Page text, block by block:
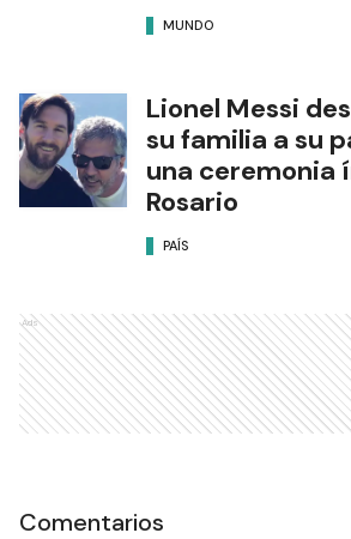
MUNDO
Lionel Messi
su familia a su
una ceremonia
Rosario
PAÍS
Ads
Comentarios